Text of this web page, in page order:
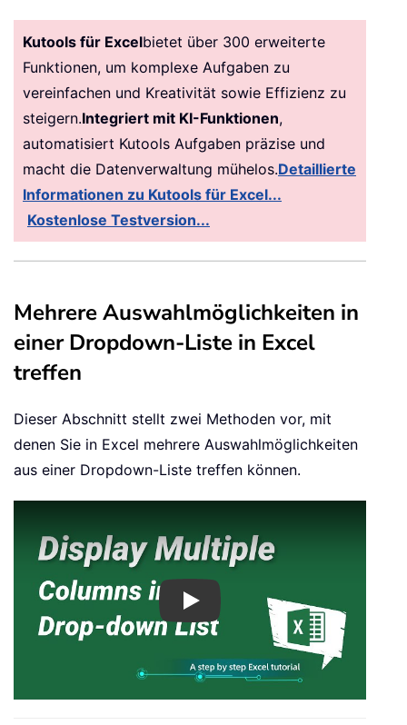
Kutools für Excelbietet über 300 erweiterte
Funktionen, um komplexe Aufgaben zu
vereinfachen und Kreativität sowie Effizienz zu
steigern.Integriert mit KI-Funktionen,
automatisiert Kutools Aufgaben präzise und
macht die Datenverwaltung mühelos.Detaillierte
Informationen zu Kutools für Excel...
Kostenlose Testversion...
Mehrere Auswahlmöglichkeiten in
einer Dropdown-Liste in Excel
treffen
Dieser Abschnitt stellt zwei Methoden vor, mit
denen Sie in Excel mehrere Auswahlmöglichkeiten
aus einer Dropdown-Liste treffen können.
Play